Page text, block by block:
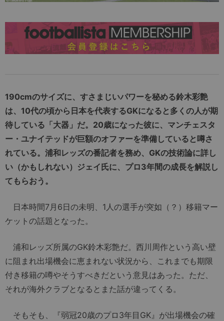
190cmのサイズに、すさまじいパワーを秘める鈴木彩艶
は、10代の頃から日本を代表するGKになると多くの人が期
待している「大器」だ。20歳になった彼に、マンチェスタ
ー・ユナイテッドが巨額のオファーを準備していると噂さ
れている。浦和レッズの番記者を務め、GKの技術論に詳し
い（かもしれない）ジェイ氏に、プロ3年間の成長を解説し
てもらおう。
日本時間7月6日の未明、1人の選手が突如（？）移籍マー
ケットの話題となった。
浦和レッズ所属のGK鈴木彩艶だ。西川周作という高い壁
に阻まれ出場機会に恵まれない状況から、これまでも期限
付き移籍の噂やそうすべきだという意見はあった。ただ、
それが海外クラブとなるとまた話が違ってくる。
そもそも、『弱冠20歳のプロ3年目GK』が出場機会の確